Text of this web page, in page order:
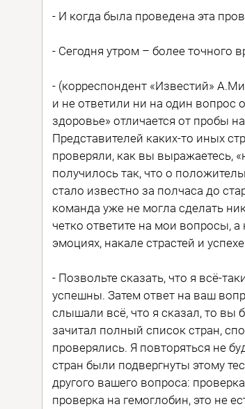
- И когда была проведена эта
- Сегодня утром – более точного
- (корреспондент «Известий»
и не ответили ни на один вопрос
здоровье» отличается от пробы
Представителей каких-то иных
проверяли, как вы выражаетесь,
получилось так, что о
стало известно за полчаса до
команда уже не могла сделать
четко ответите на мои вопросы, а
эмоциях, накале страстей и
- Позвольте сказать, что я всё-
успешны. Затем ответ на ваш
слышали всё, что я сказал, то вы
зачитал полный список стран,
проверялись. Я повторяться не
стран были подвергнуты этому
другого вашего вопроса:
проверка на гемоглобин, это не